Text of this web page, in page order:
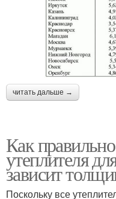
читать дальше →
Как
утеплителя
зависит
Поскольку все